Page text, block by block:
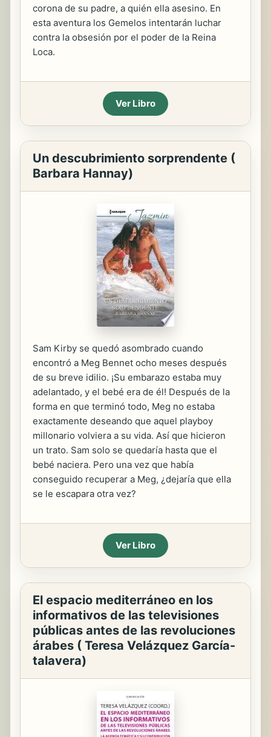
corona de su padre, a quién ella asesino. En
esta aventura los Gemelos intentarán luchar
contra la obsesión por el poder de la Reina
Loca.
Ver Libro
Un descubrimiento sorprendente (
Barbara Hannay)
Sam Kirby se quedó asombrado cuando
encontró a Meg Bennet ocho meses después
de su breve idilio. ¡Su embarazo estaba muy
adelantado, y el bebé era de él! Después de la
forma en que terminó todo, Meg no estaba
exactamente deseando que aquel playboy
millonario volviera a su vida. Así que hicieron
un trato. Sam solo se quedaría hasta que el
bebé naciera. Pero una vez que había
conseguido recuperar a Meg, ¿dejaría que ella
se le escapara otra vez?
Ver Libro
El espacio mediterráneo en los
informativos de las televisiones
públicas antes de las revoluciones
árabes ( Teresa Velázquez García-
talavera)